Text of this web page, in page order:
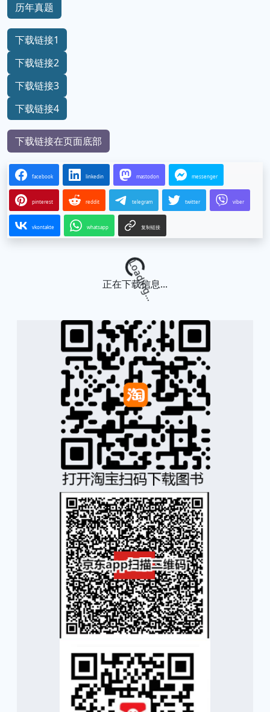
历年真题
下载链接1
下载链接2
下载链接3
下载链接4
下载链接在页面底部
facebook linkedin mastodon messenger
pinterest reddit telegram twitter viber
vkontakte whatsapp 复制链接
Loading...
正在下载信息...